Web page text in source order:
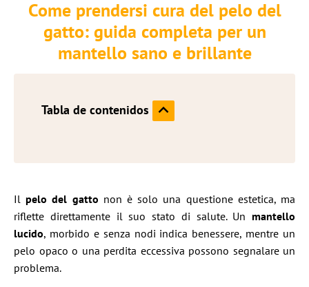
Come prendersi cura del pelo del
gatto: guida completa per un
mantello sano e brillante
Tabla de contenidos
Ilpelo del gatto non è solo una questione estetica, ma
riflette direttamente il suo stato di salute. Un mantello
lucido, morbido e senza nodi indica benessere, mentre un
pelo opaco o una perdita eccessiva possono segnalare un
problema.